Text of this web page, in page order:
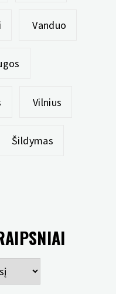
Vanduo
Vilnius
Šildymas